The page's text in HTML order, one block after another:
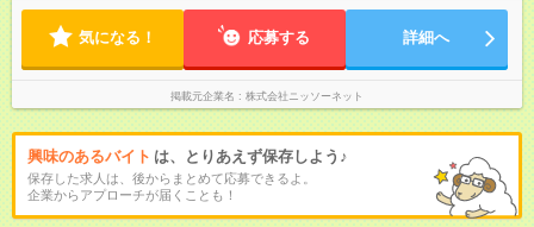
気になる！ 応募する 詳細へ
掲載元企業名 株式会社ニッソーネット
興味のあるバイト は、とりあえず保存しよう♪
保存した求人は、後からまとめて応募できるよ。
企業からアプローチが届くことも！